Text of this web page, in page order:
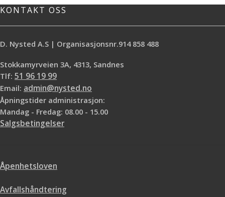
KONTAKT OSS
D. Nysted A.S | Organisasjonsnr.914 858 488
Stokkamyrveien 3A, 4313, Sandnes
Tlf: 51 96 19 99
Email: admin@nysted.no
Åpningstider administrasjon:
Mandag - Fredag: 08.00 - 15.00
Salgsbetingelser
Åpenhetsloven
Avfallshåndtering